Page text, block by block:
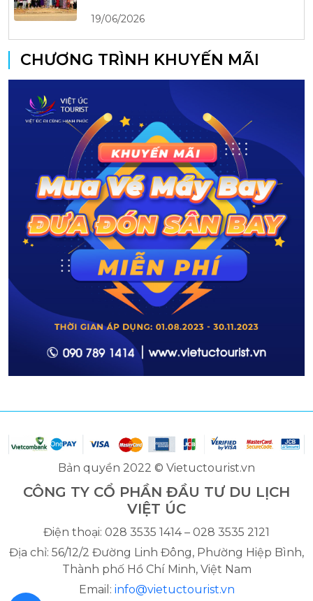
19/06/2026
CHƯƠNG TRÌNH KHUYẾN MÃI
Bản quyền 2022 © Vietuctourist.vn
CÔNG TY CỔ PHẦN ĐẦU TƯ DU LỊCH
VIỆT ÚC
Điện thoại: 028 3535 1414 – 028 3535 2121
Địa chỉ: 56/12/2 Đường Linh Đông, Phường Hiệp Bình,
Thành phố Hồ Chí Minh, Việt Nam
Email: info@vietuctourist.vn